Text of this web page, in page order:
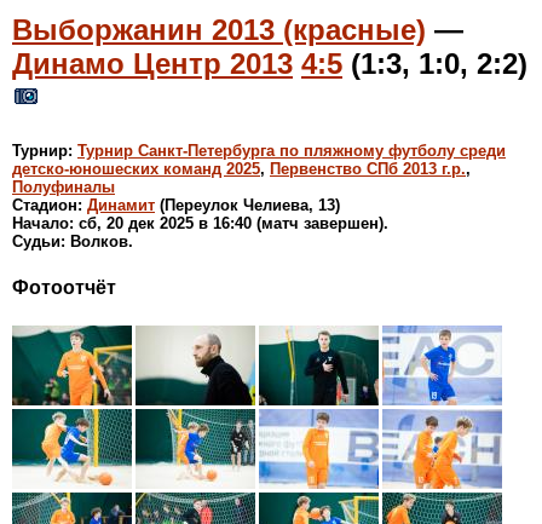
Выборжанин 2013 (красные) —
Динамо Центр 2013 4:5 (1:3, 1:0, 2:2)
Турнир: Турнир Санкт-Петербурга по пляжному футболу среди
детско-юношеских команд 2025, Первенство СПб 2013 г.р.,
Полуфиналы
Стадион: Динамит (Переулок Челиева, 13)
Начало: сб, 20 дек 2025 в 16:40 (матч завершен).
Судьи: Волков.
Фотоотчёт